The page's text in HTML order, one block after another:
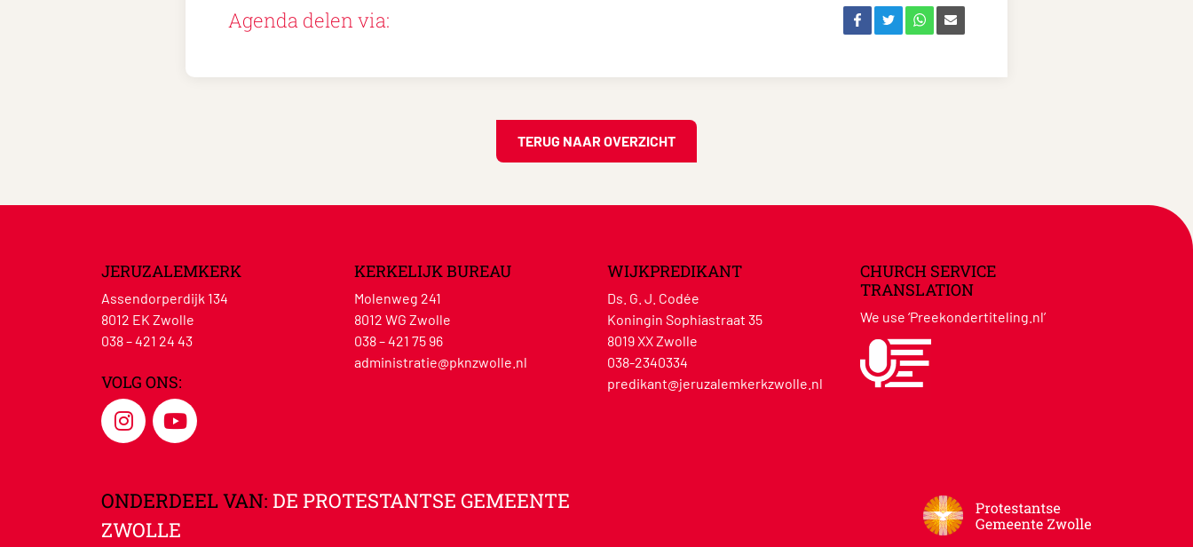
Agenda delen via:
TERUG NAAR OVERZICHT
JERUZALEMKERK
Assendorperdijk 134
8012 EK Zwolle
038 – 421 24 43
VOLG ONS:
KERKELIJK BUREAU
Molenweg 241
8012 WG Zwolle
038 – 421 75 96
administratie@pknzwolle.nl
WIJKPREDIKANT
Ds. G. J. Codée
Koningin Sophiastraat 35
8019 XX Zwolle
038-2340334
predikant@jeruzalemkerkzwolle.nl
CHURCH SERVICE
TRANSLATION
We use ‘Preekondertiteling.nl’
ONDERDEEL VAN: DE PROTESTANTSE GEMEENTE
ZWOLLE